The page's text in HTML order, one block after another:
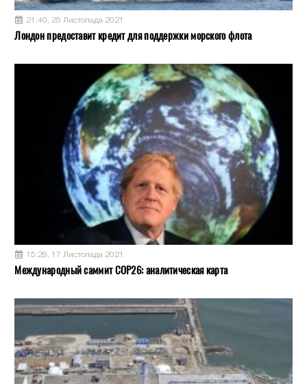
21:40, 25 Листопада 2021
Лондон предоставит кредит для поддержки морского флота
15:29, 17 Листопада 2021
Международный саммит COP26: аналитическая карта